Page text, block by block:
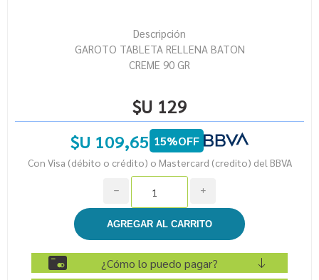
Descripción
GAROTO TABLETA RELLENA BATON
CREME 90 GR
$U 129
$U 109,65 15%OFF
Con Visa (débito o crédito) o Mastercard (credito) del BBVA
i
h
¿Cómo lo puedo pagar?